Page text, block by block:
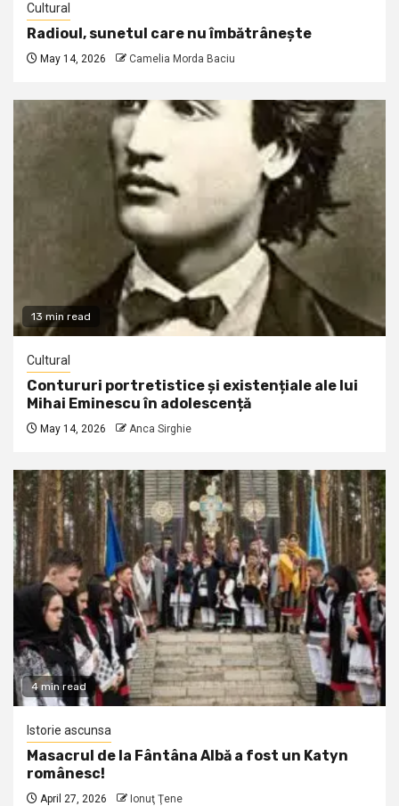
Cultural
Radioul, sunetul care nu îmbătrânește
May 14, 2026 Camelia Morda Baciu
13 min read
Cultural
Contururi portretistice și existențiale ale lui
Mihai Eminescu în adolescență
May 14, 2026 Anca Sirghie
4 min read
Istorie ascunsa
Masacrul de la Fântâna Albă a fost un Katyn
românesc!
April 27, 2026 Ionuţ Ţene